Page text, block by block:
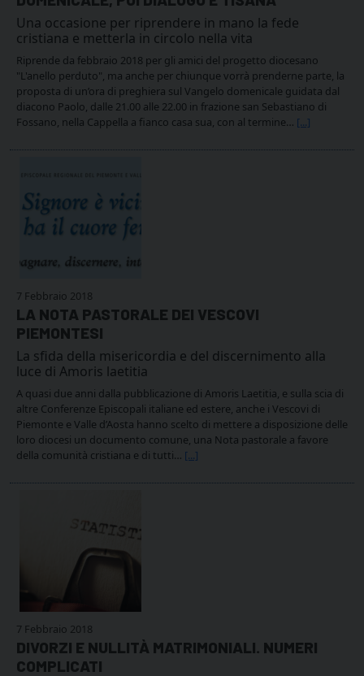
Una occasione per riprendere in mano la fede
cristiana e metterla in circolo nella vita
Riprende da febbraio 2018 per gli amici del progetto diocesano
"L'anello perduto", ma anche per chiunque vorrà prenderne parte, la
proposta di un’ora di preghiera sul Vangelo domenicale guidata dal
diacono Paolo, dalle 21.00 alle 22.00 in frazione san Sebastiano di
Fossano, nella Cappella a fianco casa sua, con al termine… [...]
7 Febbraio 2018
LA NOTA PASTORALE DEI VESCOVI
PIEMONTESI
La sfida della misericordia e del discernimento alla
luce di Amoris laetitia
A quasi due anni dalla pubblicazione di Amoris Laetitia, e sulla scia di
altre Conferenze Episcopali italiane ed estere, anche i Vescovi di
Piemonte e Valle d’Aosta hanno scelto di mettere a disposizione delle
loro diocesi un documento comune, una Nota pastorale a favore
della comunità cristiana e di tutti… [...]
7 Febbraio 2018
DIVORZI E NULLITÀ MATRIMONIALI. NUMERI
COMPLICATI